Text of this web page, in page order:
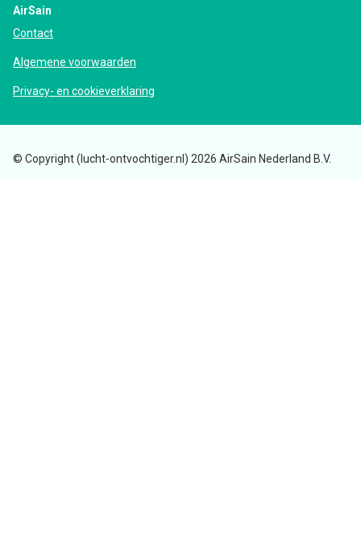
AirSain
Contact
Algemene voorwaarden
Privacy- en cookieverklaring
© Copyright (lucht-ontvochtiger.nl) 2026 AirSain Nederland B.V.